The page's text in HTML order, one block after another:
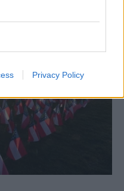
Privacy Policy